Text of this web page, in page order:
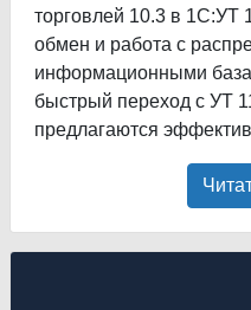
торговлей 10.3 в 1С:УТ
обмен и работа с
информационными
быстрый переход с УТ
предлагаются